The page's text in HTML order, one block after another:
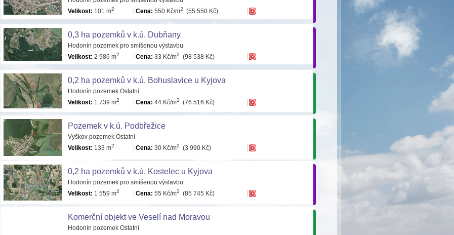
Velikost: 101 m2 Cena: 550 Kč/m2 (55 550 Kč)
0,3 ha pozemků v k.ú. Dubňany
Hodonín pozemek pro smíšenou výstavbu
Velikost: 2 986 m2 Cena: 33 Kč/m2 (98 538 Kč)
0,2 ha pozemků v k.ú. Bohuslavice u Kyjova
Hodonín pozemek Ostatní
Velikost: 1 739 m2 Cena: 44 Kč/m2 (76 516 Kč)
Pozemek v k.ú. Podbřežice
Vyškov pozemek Ostatní
Velikost: 133 m2 Cena: 30 Kč/m2 (3 990 Kč)
0,2 ha pozemků v k.ú. Kostelec u Kyjova
Hodonín pozemek pro smíšenou výstavbu
Velikost: 1 559 m2 Cena: 55 Kč/m2 (85 745 Kč)
Komerční objekt ve Veselí nad Moravou
Hodonín pozemek Ostatní